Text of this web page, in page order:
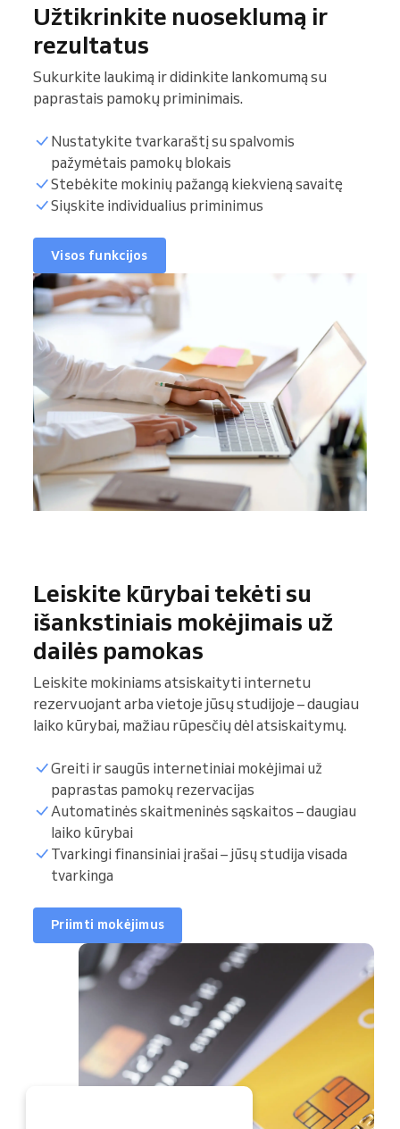
Užtikrinkite nuoseklumą ir
rezultatus
Sukurkite laukimą ir didinkite lankomumą su
paprastais pamokų priminimais.
Nustatykite tvarkaraštį su spalvomis
pažymėtais pamokų blokais
Stebėkite mokinių pažangą kiekvieną savaitę
Siųskite individualius priminimus
Visos funkcijos
Leiskite kūrybai tekėti su
išankstiniais mokėjimais už
dailės pamokas
Leiskite mokiniams atsiskaityti internetu
rezervuojant arba vietoje jūsų studijoje – daugiau
laiko kūrybai, mažiau rūpesčių dėl atsiskaitymų.
Greiti ir saugūs internetiniai mokėjimai už
paprastas pamokų rezervacijas
Automatinės skaitmeninės sąskaitos – daugiau
laiko kūrybai
Tvarkingi finansiniai įrašai – jūsų studija visada
tvarkinga
Priimti mokėjimus